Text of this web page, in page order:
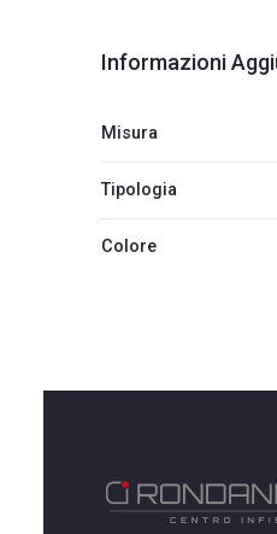
Informazioni
Misura
Tipologia
Colore